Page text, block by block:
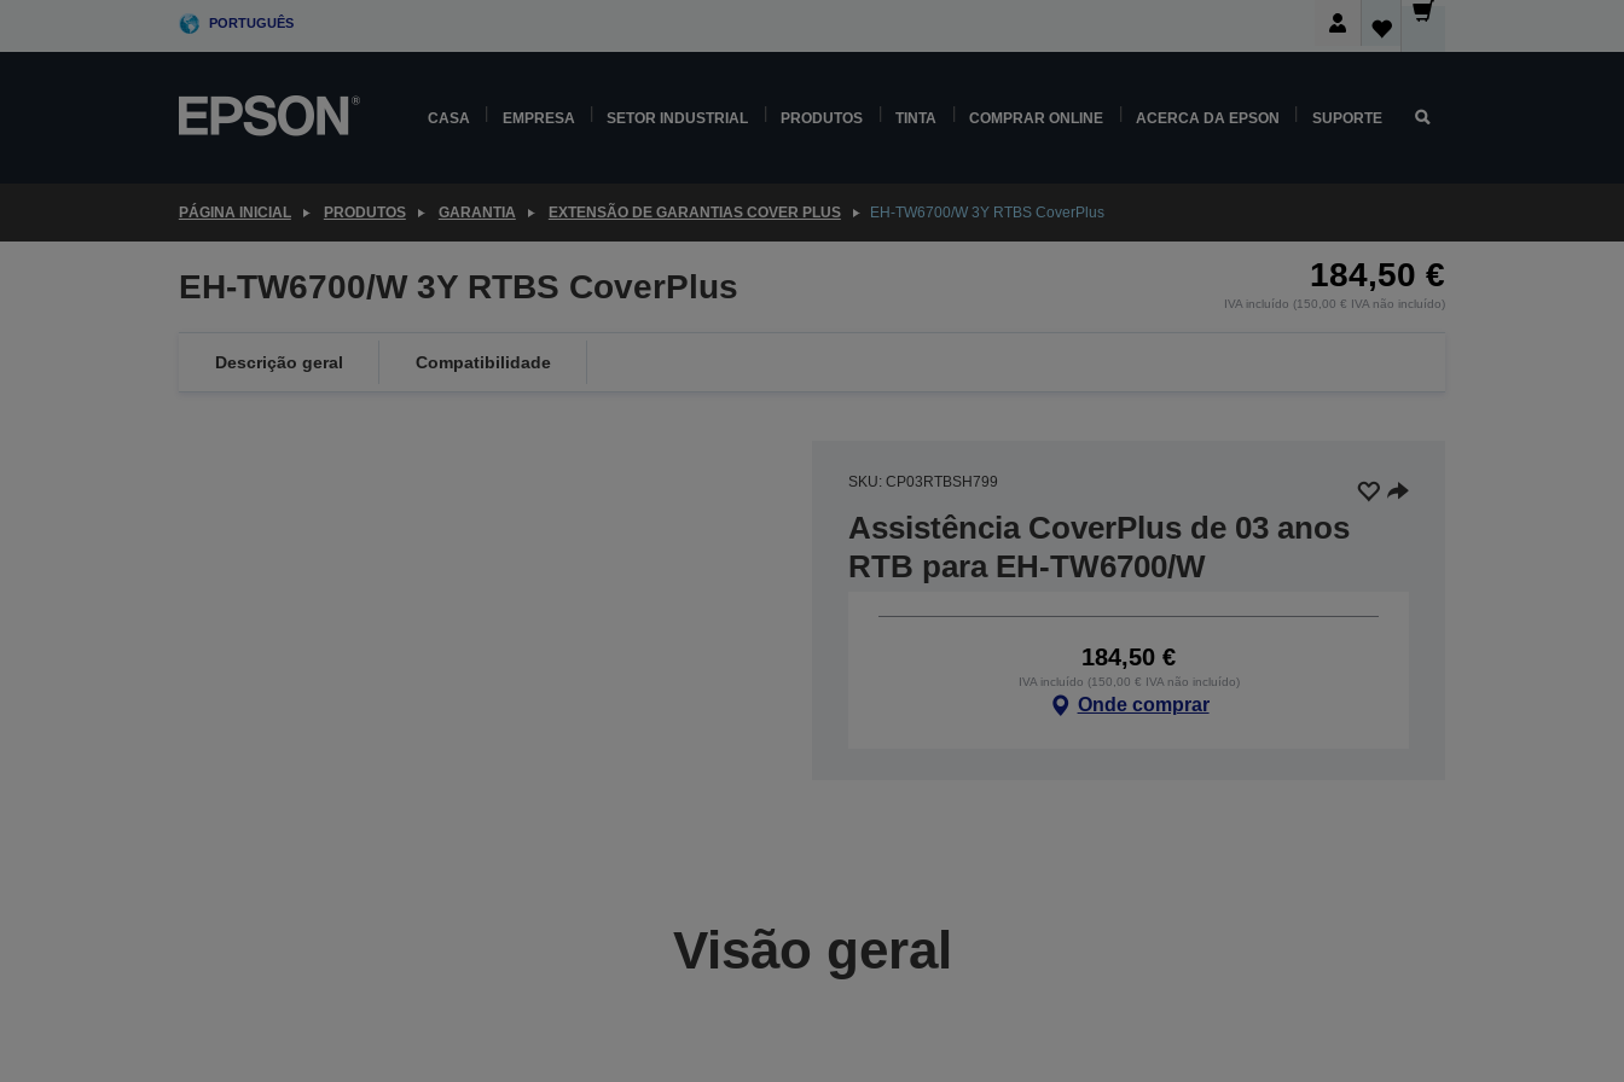
PORTUGUÊS
CASA EMPRESA SETOR INDUSTRIAL PRODUTOS TINTA COMPRAR ONLINE ACERCA DA EPSON SUPORTE
PÁGINA INICIAL PRODUTOS GARANTIA EXTENSÃO DE GARANTIAS COVER PLUS EH-TW6700/W 3Y RTBS CoverPlus
EH-TW6700/W 3Y RTBS CoverPlus 184,50 €
IVA incluído (150,00 € IVA não incluído)
Descrição geral Compatibilidade
SKU: CP03RTBSH799
Assistência CoverPlus de 03 anos
RTB para EH-TW6700/W
184,50 €
IVA incluído (150,00 € IVA não incluído)
Onde comprar
Visão geral